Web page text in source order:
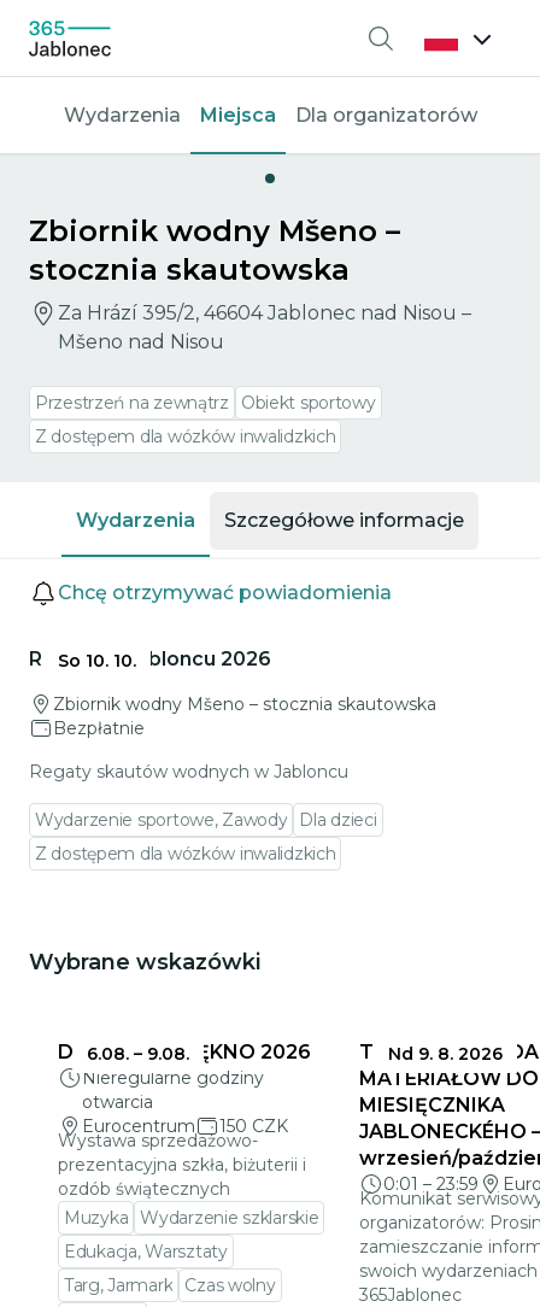
Wyszukiwanie
Wydarzenia Miejsca Dla organizatorów
Zbiornik wodny Mšeno –
stocznia skautowska
Za Hrází 395/2, 46604 Jablonec nad Nisou –
Mšeno nad Nisou
Przestrzeń na zewnątrz
Obiekt sportowy
Z dostępem dla wózków inwalidzkich
Wydarzenia Szczegółowe informacje
Wydarzenia
Chcę otrzymywać powiadomienia
Regaty w Jabloncu 2026
Zbiornik wodny Mšeno – stocznia skautowska
Bezpłatnie
Regaty skautów wodnych w Jabloncu
Wydarzenie sportowe, Zawody
Dla dzieci
Z dostępem dla wózków inwalidzkich
So 10. 10.
Wybrane wskazówki
6.08. – 9.08.
DELIKATNE PIĘKNO 2026
Nieregularne godziny
otwarcia
Eurocentrum
150 CZK
Wystawa sprzedażowo-
prezentacyjna szkła, biżuterii i
ozdób świątecznych
Muzyka Wydarzenie szklarskie
Edukacja, Warsztaty
Targ, Jarmark
Czas wolny
Nd 9. 8. 2026
TERMINY
MATERIAŁÓW DO
MIESIĘCZNIKA
JABLONECKÉHO –
wrzesień/
0:01 – 23:59
Komunikat
organizatorów:
zamieszczanie
swoich
365Jablonec